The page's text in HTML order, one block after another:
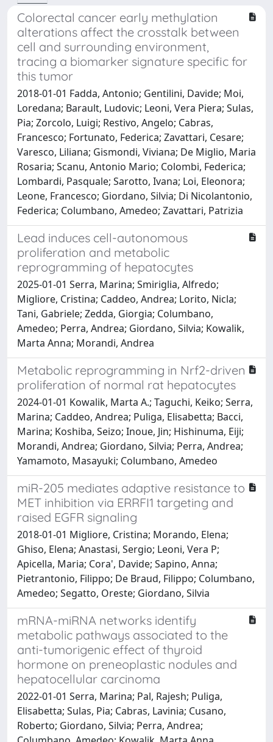
Colorectal cancer early methylation
alterations affect the crosstalk between
cell and surrounding environment,
tracing a biomarker signature specific for
this tumor
2018-01-01 Fadda, Antonio; Gentilini, Davide; Moi,
Loredana; Barault, Ludovic; Leoni, Vera Piera; Sulas,
Pia; Zorcolo, Luigi; Restivo, Angelo; Cabras,
Francesco; Fortunato, Federica; Zavattari, Cesare;
Varesco, Liliana; Gismondi, Viviana; De Miglio, Maria
Rosaria; Scanu, Antonio Mario; Colombi, Federica;
Lombardi, Pasquale; Sarotto, Ivana; Loi, Eleonora;
Leone, Francesco; Giordano, Silvia; Di Nicolantonio,
Federica; Columbano, Amedeo; Zavattari, Patrizia
Lead induces cell-autonomous
proliferation and metabolic
reprogramming of hepatocytes
2025-01-01 Serra, Marina; Smiriglia, Alfredo;
Migliore, Cristina; Caddeo, Andrea; Lorito, Nicla;
Tani, Gabriele; Zedda, Giorgia; Columbano,
Amedeo; Perra, Andrea; Giordano, Silvia; Kowalik,
Marta Anna; Morandi, Andrea
Metabolic reprogramming in Nrf2-driven
proliferation of normal rat hepatocytes
2024-01-01 Kowalik, Marta A.; Taguchi, Keiko; Serra,
Marina; Caddeo, Andrea; Puliga, Elisabetta; Bacci,
Marina; Koshiba, Seizo; Inoue, Jin; Hishinuma, Eiji;
Morandi, Andrea; Giordano, Silvia; Perra, Andrea;
Yamamoto, Masayuki; Columbano, Amedeo
miR-205 mediates adaptive resistance to
MET inhibition via ERRFI1 targeting and
raised EGFR signaling
2018-01-01 Migliore, Cristina; Morando, Elena;
Ghiso, Elena; Anastasi, Sergio; Leoni, Vera P;
Apicella, Maria; Cora', Davide; Sapino, Anna;
Pietrantonio, Filippo; De Braud, Filippo; Columbano,
Amedeo; Segatto, Oreste; Giordano, Silvia
mRNA-miRNA networks identify
metabolic pathways associated to the
anti-tumorigenic effect of thyroid
hormone on preneoplastic nodules and
hepatocellular carcinoma
2022-01-01 Serra, Marina; Pal, Rajesh; Puliga,
Elisabetta; Sulas, Pia; Cabras, Lavinia; Cusano,
Roberto; Giordano, Silvia; Perra, Andrea;